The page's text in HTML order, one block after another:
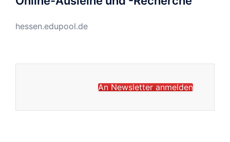
hessen.edupool.de
An Newsletter anmelden